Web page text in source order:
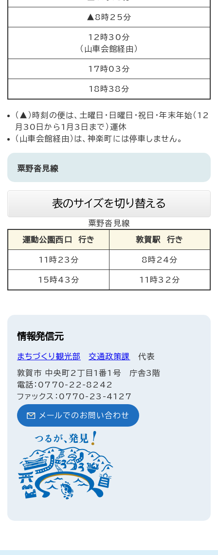
▲8時25分
12時30分
（山車会館経由）
17時03分
18時38分
（▲）時刻の便は、土曜日・日曜日・祝日・年末年始（12
月30日から1月3日まで）運休
（山車会館経由）は、神楽町には停車しません。
粟野沓見線
表のサイズを切り替える
粟野沓見線
運動公園西口 行き 敦賀駅 行き
11時23分 8時24分
15時43分 11時32分
情報発信元
まちづくり観光部 交通政策課 代表
敦賀市 中央町2丁目1番1号 庁舎3階
電話：0770-22-8242
ファックス：0770-23-4127
メールでのお問い合わせ